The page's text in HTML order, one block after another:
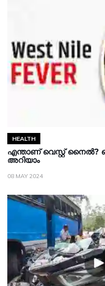
HEALTH
എന്താണ് വെസ്റ്റ് നൈല്‍?
അറിയാം
08 MAY 2024